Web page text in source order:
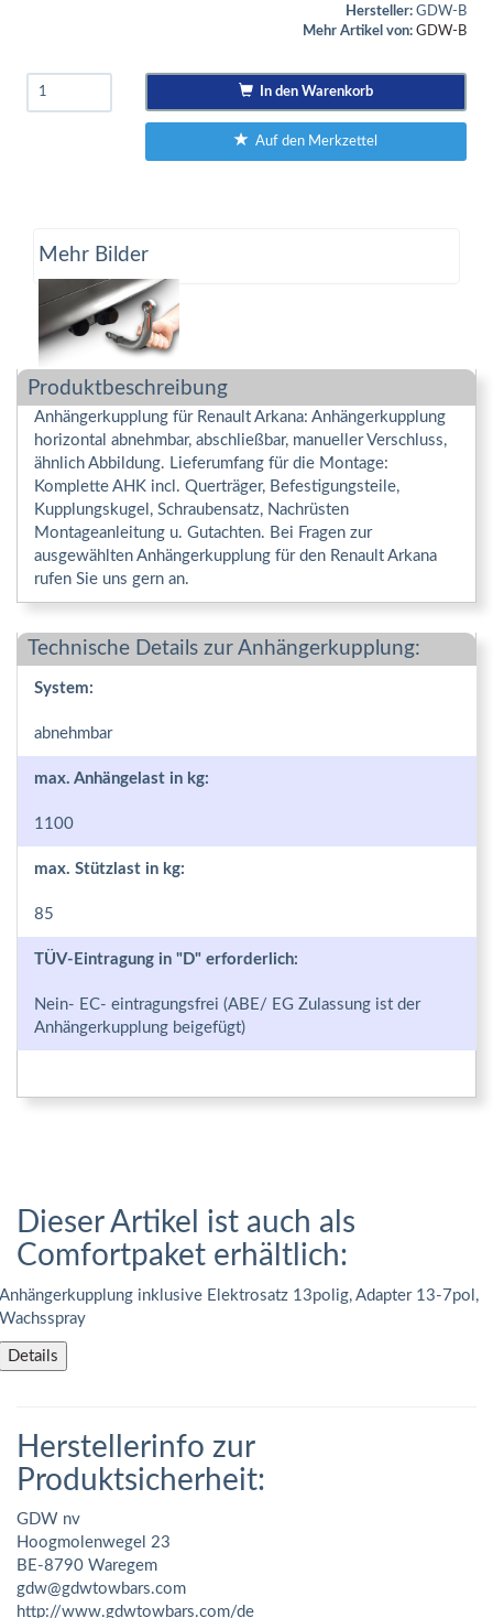
Hersteller: GDW-B
Mehr Artikel von: GDW-B
In den Warenkorb
Auf den Merkzettel
Mehr Bilder
Produktbeschreibung
Anhängerkupplung für Renault Arkana: Anhängerkupplung
horizontal abnehmbar, abschließbar, manueller Verschluss,
ähnlich Abbildung. Lieferumfang für die Montage:
Komplette AHK incl. Querträger, Befestigungsteile,
Kupplungskugel, Schraubensatz, Nachrüsten
Montageanleitung u. Gutachten. Bei Fragen zur
ausgewählten Anhängerkupplung für den Renault Arkana
rufen Sie uns gern an.
Technische Details zur Anhängerkupplung:
System:
abnehmbar
max. Anhängelast in kg:
1100
max. Stützlast in kg:
85
TÜV-Eintragung in "D" erforderlich:
Nein- EC- eintragungsfrei (ABE/ EG Zulassung ist der
Anhängerkupplung beigefügt)
Dieser Artikel ist auch als
Comfortpaket erhältlich:
Anhängerkupplung inklusive Elektrosatz 13polig, Adapter 13-7pol,
Wachsspray
Details
Herstellerinfo zur
Produktsicherheit:
GDW nv
Hoogmolenwegel 23
BE-8790 Waregem
gdw@gdwtowbars.com
http://www.gdwtowbars.com/de